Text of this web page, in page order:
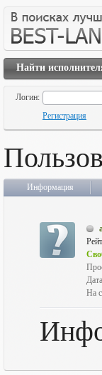
Найти
Логин:
Регистрация
Информация
На